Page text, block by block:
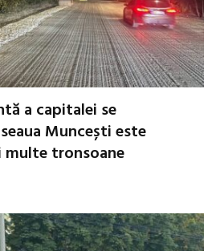
a capitalei se
Muncești este
tronsoane